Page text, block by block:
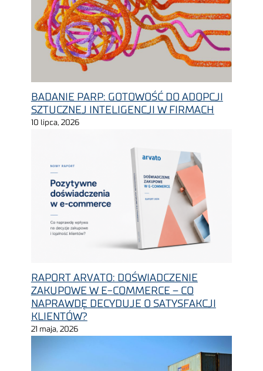
BADANIE PARP: GOTOWOŚĆ DO ADOPCJI
SZTUCZNEJ INTELIGENCJI W FIRMACH
10 lipca, 2026
RAPORT ARVATO: DOŚWIADCZENIE
ZAKUPOWE W E-COMMERCE – CO
NAPRAWDĘ DECYDUJE O SATYSFAKCJI
KLIENTÓW?
21 maja, 2026